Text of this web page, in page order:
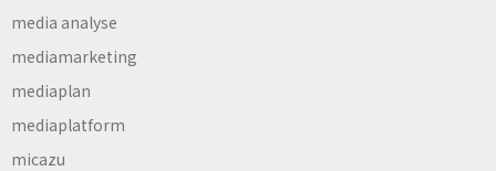
media analyse
mediamarketing
mediaplan
mediaplatform
micazu